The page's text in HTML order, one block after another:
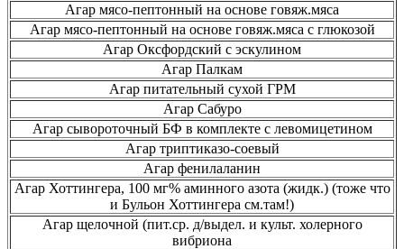
Агар мясо-пептонный на основе говяж.мяса
Агар мясо-пептонный на основе говяж.мяса с глюкозой
Агар Оксфордский с эскулином
Агар Палкам
Агар питательный сухой ГРМ
Агар Сабуро
Агар сывороточный БФ в комплекте с левомицетином
Агар триптиказо-соевый
Агар фенилаланин
Агар Хоттингера, 100 мг% аминного азота (жидк.) (тоже что
и Бульон Хоттингера см.там!)
Агар щелочной (пит.ср. д/выдел. и культ. холерного
вибриона